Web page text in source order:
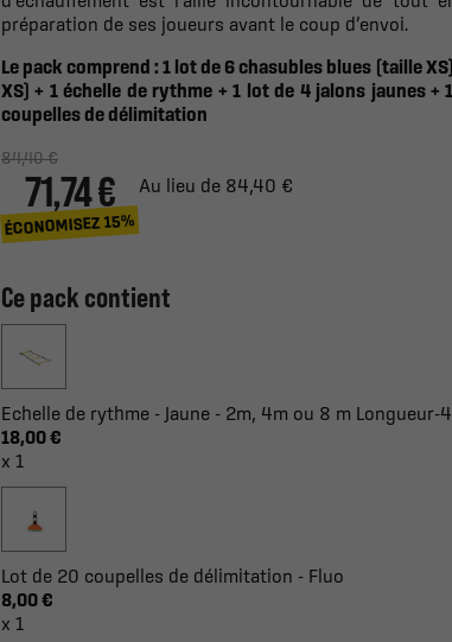
préparation de ses joueurs avant le coup d’envoi.
Le pack comprend : 1 lot de 6 chasubles blues (taille
XS) + 1 échelle de rythme + 1 lot de 4 jalons jaunes
coupelles de délimitation
84,40 €
71,74 €
ÉCONOMISEZ 15%
Au lieu de 84,40 €
Ce pack contient
Echelle de rythme - Jaune - 2m, 4m ou 8 m Longueur-
18,00 €
x 1
Lot de 20 coupelles de délimitation - Fluo
8,00 €
x 1